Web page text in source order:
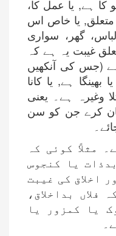
کا ہے, یا عمل کا،
متعلق, یا خاص اس
گھر، سواری
غیبت یہ ہے کہ
(جس کی آنکھیں
ہے, یا کانا
وغیرہ ہے۔ یعنی
کرے جن کو سن
مثلاً کوئی کہ
یا کنجوس
اخلاق کی غیبت
بداخلاق،
یا کمزور یا